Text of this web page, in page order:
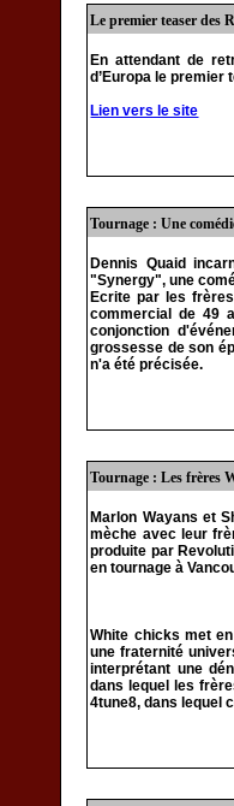
Le premier teaser des
En attendant de
d’Europa le
Lien vers le site
Tournage : Une
Dennis Quaid
"Synergy", une
Ecrite par les
commercial de 49
conjonction
grossesse de son
n'a été précisée.
Tournage : Les frères
Marlon Wayans et
mèche avec leur
produite par
en tournage à
White chicks met
une fraternité
interprétant une
dans lequel les
4tune8, dans lequel